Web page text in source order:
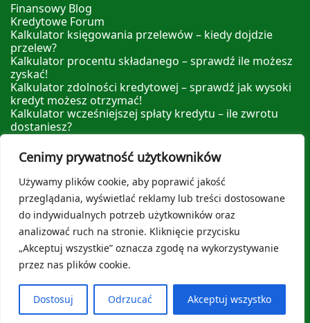
Cenimy prywatność użytkowników
Używamy plików cookie, aby poprawić jakość
przeglądania, wyświetlać reklamy lub treści dostosowane
do indywidualnych potrzeb użytkowników oraz
analizować ruch na stronie. Kliknięcie przycisku
„Akceptuj wszystkie” oznacza zgodę na wykorzystywanie
przez nas plików cookie.
Dostosuj Odrzucać Akceptuj wszystko
Finansowy Blog
Kredytowe Forum
Kalkulator księgowania przelewów – kiedy dojdzie
przelew?
Kalkulator procentu składanego – sprawdź ile możesz
zyskać!
Kalkulator zdolności kredytowej – sprawdź jak wysoki
kredyt możesz otrzymać!
Kalkulator wcześniejszej spłaty kredytu – ile zwrotu
dostaniesz?
zyskać nadpłacając!
Leksykon Finansowy
Polityka prywatności
O nas
© 2026Kredytowe Forum
Ciebie! Wspierane przezSydney